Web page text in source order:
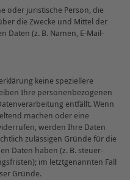
oder juristische Person, die
die Zwecke und Mittel der
Daten (z. B. Namen, E-Mail-
keine speziellere
Ihre personenbezogenen
entfällt. Wenn
machen oder eine
werden Ihre Daten
zulässigen Gründe für die
Daten haben (z. B. steuer-
im letztgenannten Fall
Gründe.